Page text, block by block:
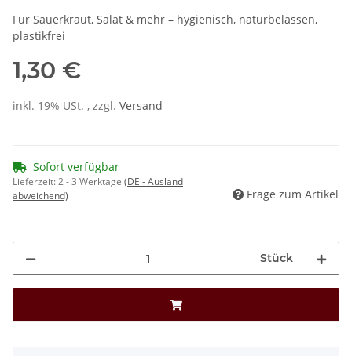
Für Sauerkraut, Salat & mehr – hygienisch, naturbelassen,
plastikfrei
1,30 €
inkl. 19% USt. , zzgl. Versand
Sofort verfügbar
Lieferzeit:2 - 3 Werktage (DE - Ausland
abweichend)
Frage zum Artikel
Stück